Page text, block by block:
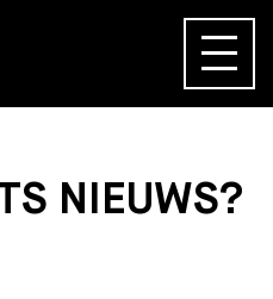
NIEUWS?